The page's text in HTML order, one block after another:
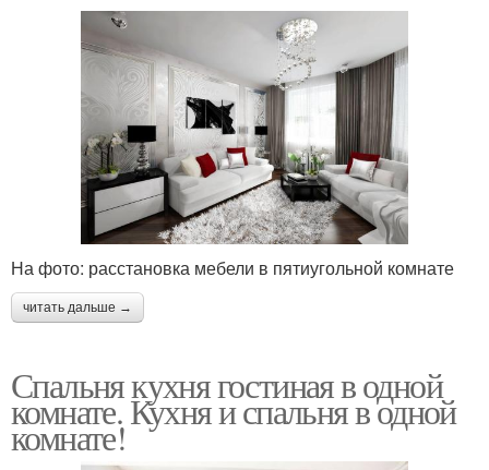
На фото: расстановка мебели в пятиугольной комнате
читать дальше →
Спальня кухня гостиная в одной
комнате. Кухня и спальня в одной
комнате!